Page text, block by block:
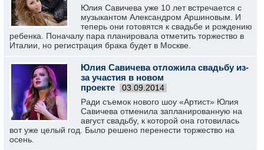
Юлия Савичева уже 10 лет встречается с
музыкантом Александром Аршиновым. И
теперь они готовятся к свадьбе и рождению
ребенка. Поначалу пара планировала отметить торжество в
Италии, но регистрация брака будет в Москве.
Юлия Савичева отложила свадьбу из-
за участия в новом
проекте
03.09.2014
Ради съемок нового шоу «Артист» Юлия
Савичева отменила запланированную на
август свадьбу, к которой она готовилась
вот уже целый год. Было решено перенести торжество на
осень.